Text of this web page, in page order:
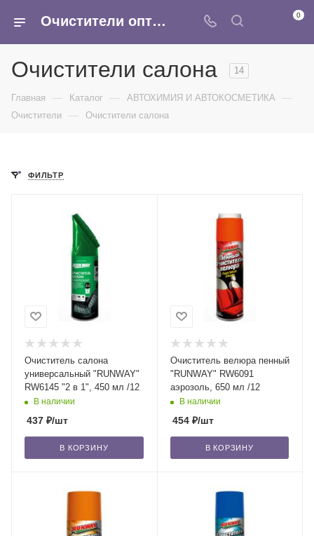
Очистители оптом - очиститель двигателя, тормозов, очиститель карбюратора купить в интернет-магазине Армина 0
Очистители салона 14
Главная — Каталог — АВТОХИМИЯ И АВТОКОСМЕТИКА —
Очистители — Очистители салона
ФИЛЬТР
Очиститель салона
универсальный "RUNWAY"
RW6145 "2 в 1", 450 мл /12
В наличии
437 ₽/шт
В КОРЗИНУ
Очиститель велюра пенный
"RUNWAY" RW6091
аэрозоль, 650 мл /12
В наличии
454₽/шт
В КОРЗИНУ